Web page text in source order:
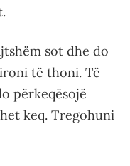
sot dhe do
të thoni. Të
përkeqësojë
keq. Tregohuni